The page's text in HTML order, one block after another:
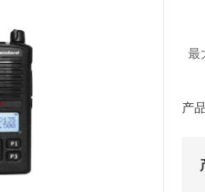
最
产